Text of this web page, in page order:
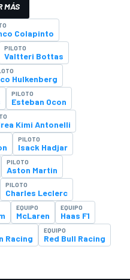
MÁS
Colapinto
PILOTO
Valtteri Bottas
Hulkenberg
PILOTO
Esteban Ocon
Kimi Antonelli
PILOTO
Isack Hadjar
PILOTO
Aston Martin
PILOTO
Charles Leclerc
EQUIPO
McLaren
EQUIPO
Haas F1
Racing
EQUIPO
Red Bull Racing